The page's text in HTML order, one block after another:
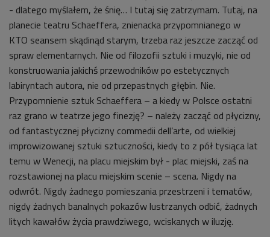
- dlatego myślałem, że śnię… I tutaj się zatrzymam. Tutaj, na
planecie teatru Schaeffera, znienacka przypomnianego w
KTO seansem skądinąd starym, trzeba raz jeszcze zacząć od
spraw elementarnych. Nie od filozofii sztuki i muzyki, nie od
konstruowania jakichś przewodników po estetycznych
labiryntach autora, nie od przepastnych głębin. Nie.
Przypomnienie sztuk Schaeffera – a kiedy w Polsce ostatni
raz grano w teatrze jego finezję? – należy zacząć od płycizny,
od fantastycznej płycizny commedii dell’arte, od wielkiej
improwizowanej sztuki sztuczności, kiedy to z pół tysiąca lat
temu w Wenecji, na placu miejskim był - plac miejski, zaś na
rozstawionej na placu miejskim scenie – scena. Nigdy na
odwrót. Nigdy żadnego pomieszania przestrzeni i tematów,
nigdy żadnych banalnych pokazów lustrzanych odbić, żadnych
litych kawałów życia prawdziwego, wciskanych w iluzję.